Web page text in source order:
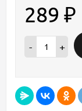
289 ₽
- +